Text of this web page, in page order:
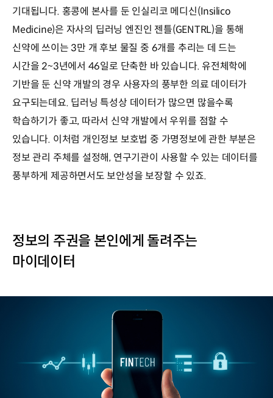
기대됩니다. 홍콩에 본사를 둔 인실리코 메디신(Insilico
Medicine)은 자사의 딥러닝 엔진인 젠틀(GENTRL)을 통해
신약에 쓰이는 3만 개 후보 물질 중 6개를 추리는 데 드는
시간을 2~3년에서 46일로 단축한 바 있습니다. 유전체학에
기반을 둔 신약 개발의 경우 사용자의 풍부한 의료 데이터가
요구되는데요. 딥러닝 특성상 데이터가 많으면 많을수록
학습하기가 좋고, 따라서 신약 개발에서 우위를 점할 수
있습니다. 이처럼 개인정보 보호법 중 가명정보에 관한 부분은
정보 관리 주체를 설정해, 연구기관이 사용할 수 있는 데이터를
풍부하게 제공하면서도 보안성을 보장할 수 있죠.
정보의 주권을 본인에게 돌려주는
마이데이터